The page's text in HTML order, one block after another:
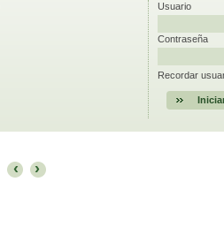
Usuario
Contraseña
Recordar
‹ ›